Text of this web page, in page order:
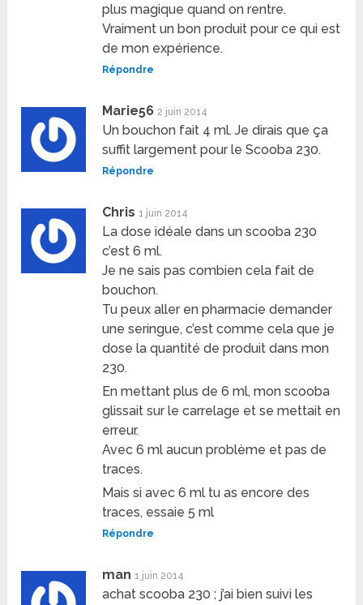
plus magique quand on rentre.
Vraiment un bon produit pour ce qui est
de mon expérience.
Répondre
Marie56 2 juin 2014
Un bouchon fait 4 ml. Je dirais que ça
suffit largement pour le Scooba 230.
Répondre
Chris 1 juin 2014
La dose idéale dans un scooba 230
c’est 6 ml.
Je ne sais pas combien cela fait de
bouchon.
Tu peux aller en pharmacie demander
une seringue, c’est comme cela que je
dose la quantité de produit dans mon
230.
En mettant plus de 6 ml, mon scooba
glissait sur le carrelage et se mettait en
erreur.
Avec 6 ml aucun problème et pas de
traces.
Mais si avec 6 ml tu as encore des
traces, essaie 5 ml
Répondre
man 1 juin 2014
achat scooba 230 ; j’ai bien suivi les